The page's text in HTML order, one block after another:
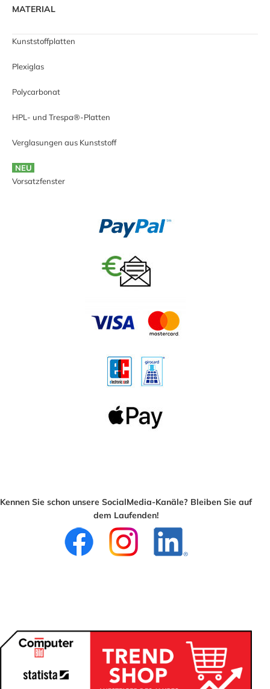
MATERIAL
Kunststoffplatten
Plexiglas
Polycarbonat
HPL- und Trespa®-Platten
Verglasungen aus Kunststoff
NEU
Vorsatzfenster
Kennen Sie schon unsere SocialMedia-Kanäle? Bleiben Sie auf
dem Laufenden!